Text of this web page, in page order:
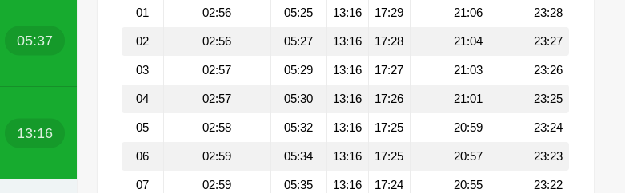
05:37
13:16
01 02:56 05:25 13:16 17:29 21:06 23:28
02 02:56 05:27 13:16 17:28 21:04 23:27
03 02:57 05:29 13:16 17:27 21:03 23:26
04 02:57 05:30 13:16 17:26 21:01 23:25
05 02:58 05:32 13:16 17:25 20:59 23:24
06 02:59 05:34 13:16 17:25 20:57 23:23
07 02:59 05:35 13:16 17:24 20:55 23:22